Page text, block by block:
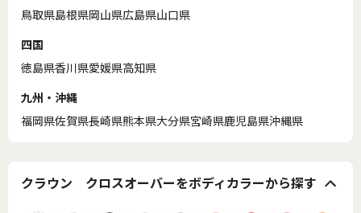
鳥取県島根県岡山県広島県山口県
四国
徳島県香川県愛媛県高知県
九州・沖縄
福岡県佐賀県長崎県熊本県大分県宮崎県鹿児島県沖縄県
クラウン クロスオーバーをボディカラーから探す